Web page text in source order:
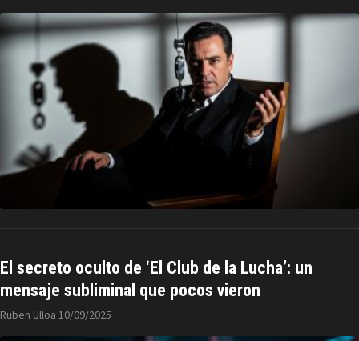
El secreto oculto de ‘El Club de la Lucha’: un
mensaje subliminal que pocos vieron
Ruben Ulloa 10/09/2025